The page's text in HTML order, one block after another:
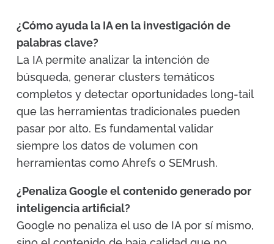
¿Cómo ayuda la IA en la investigación de
palabras clave?
La IA permite analizar la intención de
búsqueda, generar clusters temáticos
completos y detectar oportunidades long-tail
que las herramientas tradicionales pueden
pasar por alto. Es fundamental validar
siempre los datos de volumen con
herramientas como Ahrefs o SEMrush.
¿Penaliza Google el contenido generado por
inteligencia artificial?
Google no penaliza el uso de IA por sí mismo,